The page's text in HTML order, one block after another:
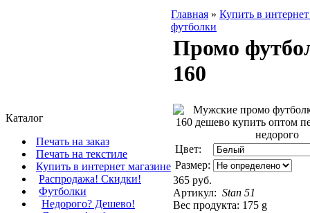
Каталог
Печать на заказ
Печать на текстиле
Купить в интернет магазине
Распродажа! Скидки!
Футболки
Недорого? Дешево!
Главная » Купить в
футболки
Промо
160
Цвет:
Размер:
365 руб.
Артикул: Stan 51
Вес продукта: 175 g